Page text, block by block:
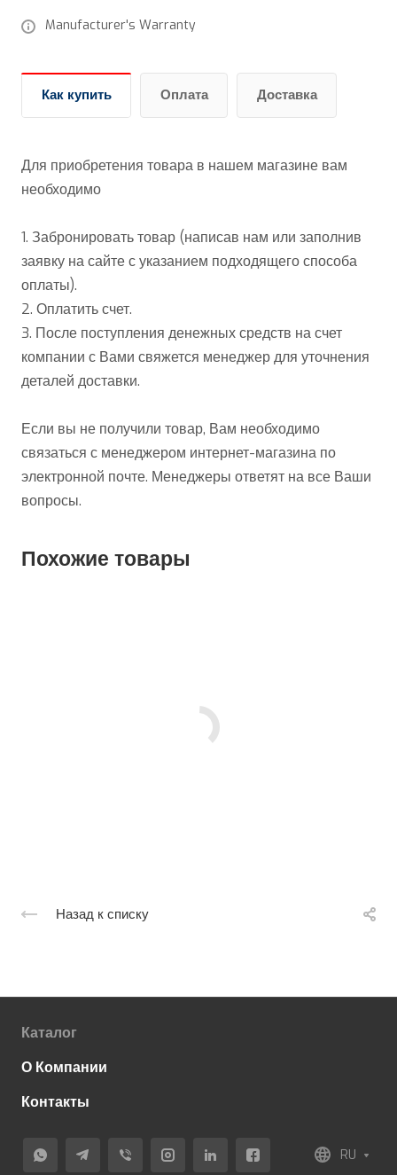
Manufacturer's Warranty
Как купить Оплата Доставка
Для приобретения товара в нашем магазине вам
необходимо
1. Забронировать товар (написав нам или заполнив
заявку на сайте с указанием подходящего способа
оплаты).
2. Оплатить счет.
3. После поступления денежных средств на счет
компании с Вами свяжется менеджер для уточнения
деталей доставки.
Если вы не получили товар, Вам необходимо
связаться с менеджером интернет-магазина по
электронной почте. Менеджеры ответят на все Ваши
вопросы.
Похожие товары
Назад к списку
Каталог
О Компании
Контакты
RU